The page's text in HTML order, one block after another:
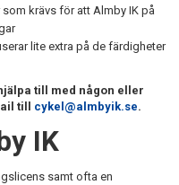
krävs för att Almby IK på
lite extra på de färdigheter
till med någon eller
till cykel@almbyik.se.
IK
samt ofta en